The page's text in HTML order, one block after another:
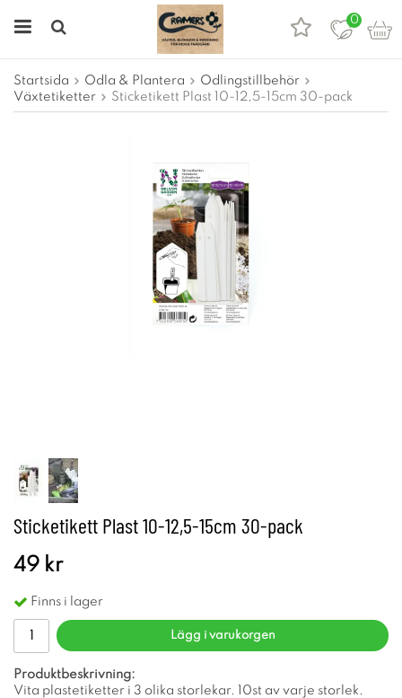
0
Startsida Odla & Plantera
Odlingstillbehör
Växtetiketter
Sticketikett Plast 10-12,5-15cm 30-pack
Sticketikett Plast 10-12,5-15cm 30-pack
49 kr
Finns i lager
Lägg i varukorgen
Produktbeskrivning:
Vita plastetiketter i 3 olika storlekar. 10st av varje storlek.